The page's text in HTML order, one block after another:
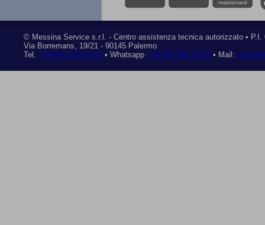
© Messina Service s.r.l. - Centro assistenza tecnica autorizzato • P.I.
Via Borremans, 19/21 - 90145 Palermo
Tel. +39 091 615 65 88 • Whatsapp +39 351 841 28 95 • Mail: